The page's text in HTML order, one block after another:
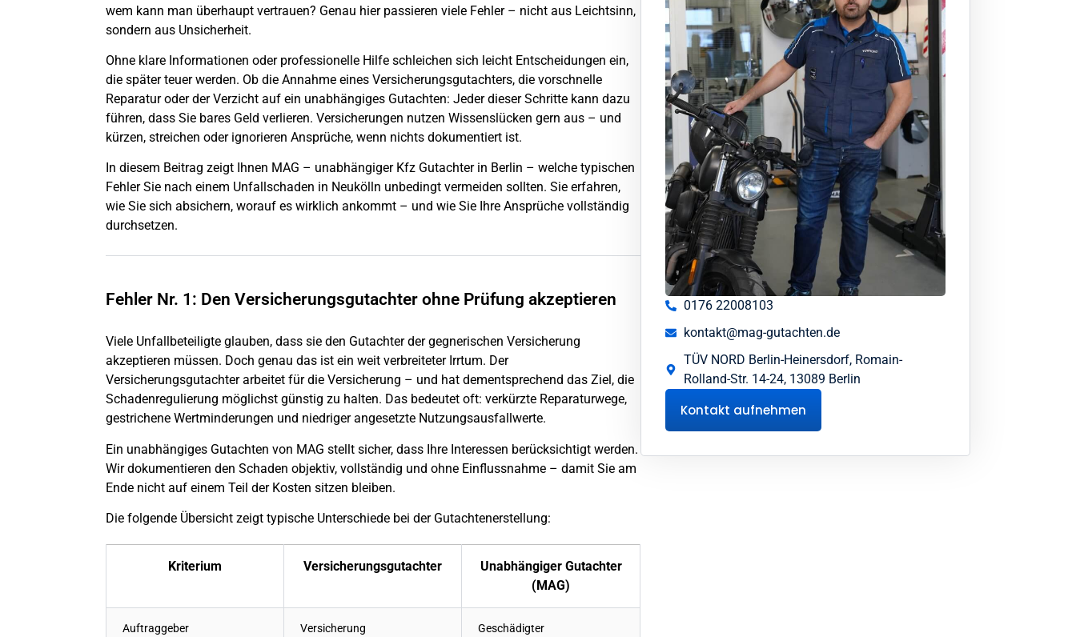
wem kann man überhaupt vertrauen? Genau hier passieren viele Fehler – nicht aus Leichtsinn,
sondern aus Unsicherheit.
Ohne klare Informationen oder professionelle Hilfe schleichen sich leicht Entscheidungen ein,
die später teuer werden. Ob die Annahme eines Versicherungsgutachters, die vorschnelle
Reparatur oder der Verzicht auf ein unabhängiges Gutachten: Jeder dieser Schritte kann dazu
führen, dass Sie bares Geld verlieren. Versicherungen nutzen Wissenslücken gern aus – und
kürzen, streichen oder ignorieren Ansprüche, wenn nichts dokumentiert ist.
In diesem Beitrag zeigt Ihnen MAG – unabhängiger Kfz Gutachter in Berlin – welche typischen
Fehler Sie nach einem Unfallschaden in Neukölln unbedingt vermeiden sollten. Sie erfahren,
wie Sie sich absichern, worauf es wirklich ankommt – und wie Sie Ihre Ansprüche vollständig
durchsetzen.
Fehler Nr. 1: Den Versicherungsgutachter ohne Prüfung akzeptieren
Viele Unfallbeteiligte glauben, dass sie den Gutachter der gegnerischen Versicherung
akzeptieren müssen. Doch genau das ist ein weit verbreiteter Irrtum. Der
Versicherungsgutachter arbeitet für die Versicherung – und hat dementsprechend das Ziel, die
Schadenregulierung möglichst günstig zu halten. Das bedeutet oft: verkürzte Reparaturwege,
gestrichene Wertminderungen und niedriger angesetzte Nutzungsausfallwerte.
Ein unabhängiges Gutachten von MAG stellt sicher, dass Ihre Interessen berücksichtigt werden.
Wir dokumentieren den Schaden objektiv, vollständig und ohne Einflussnahme – damit Sie am
Ende nicht auf einem Teil der Kosten sitzen bleiben.
Die folgende Übersicht zeigt typische Unterschiede bei der Gutachtenerstellung:
Kriterium Versicherungsgutachter
Unabhängiger Gutachter
(MAG)
Auftraggeber Versicherung Geschädigter
0176 22008103
kontakt@mag-gutachten.de
TÜV NORD Berlin-Heinersdorf, Romain-
Rolland-Str. 14-24, 13089 Berlin
Kontakt aufnehmen